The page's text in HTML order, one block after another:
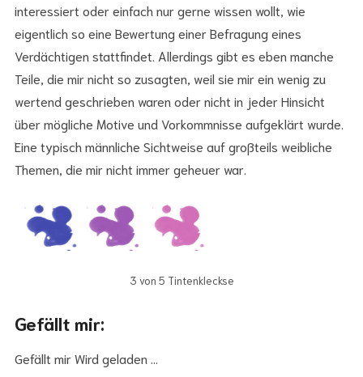
interessiert oder einfach nur gerne wissen wollt, wie
eigentlich so eine Bewertung einer Befragung eines
Verdächtigen stattfindet. Allerdings gibt es eben manche
Teile, die mir nicht so zusagten, weil sie mir ein wenig zu
wertend geschrieben waren oder nicht in jeder Hinsicht
über mögliche Motive und Vorkommnisse aufgeklärt wurde.
Eine typisch männliche Sichtweise auf großteils weibliche
Themen, die mir nicht immer geheuer war.
3 von 5 Tintenkleckse
Gefällt mir:
Gefällt mirWird geladen …